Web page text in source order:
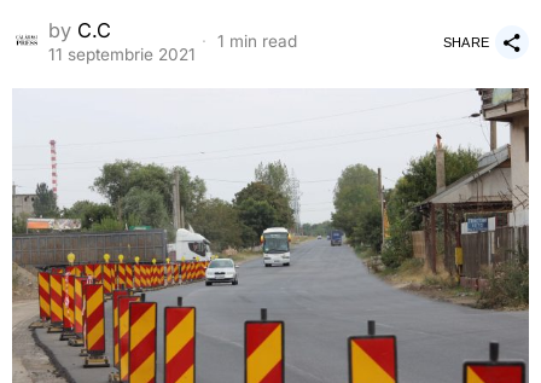
by C.C
11 septembrie 2021
1 min read SHARE